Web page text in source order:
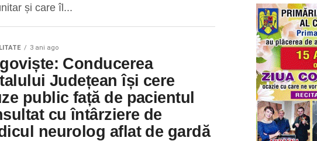
și care îl...
3 ani ago
Conducerea
Județean își cere
public față de pacientul
cu întârziere de
neurolog aflat de gardă